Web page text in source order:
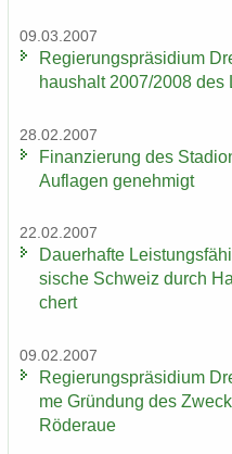
09.03.2007
Re­gie­rungs­prä­si­di­um
haus­halt 2007/2008 des
28.02.2007
Fi­nan­zie­rung des
Auf­la­gen ge­neh­migt
22.02.2007
Dau­er­haf­te
si­sche Schweiz durch
chert
09.02.2007
Re­gie­rungs­prä­si­di­um
me Grün­dung des
Röderaue